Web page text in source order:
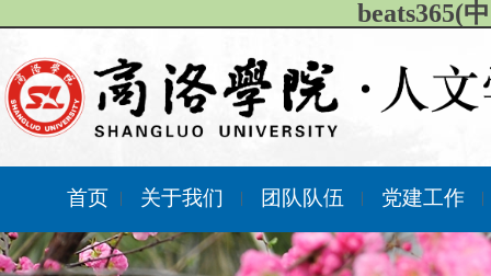
beats365(
首页 | 关于我们 | 团队队伍 | 党建工作 |